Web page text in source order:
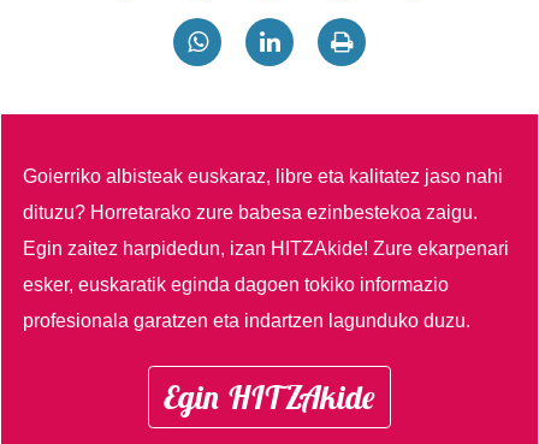
Goierriko albisteak euskaraz, libre eta kalitatez jaso nahi
dituzu? Horretarako zure babesa ezinbestekoa zaigu.
Egin zaitez harpidedun, izan HITZAkide!Zure ekarpenari
esker, euskaratik eginda dagoen tokiko informazio
profesionala garatzen eta indartzen lagunduko duzu.
Egin HITZAkide